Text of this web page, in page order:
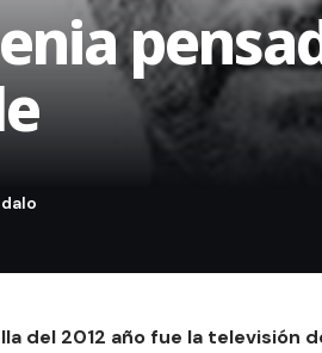
del 2012 año fue la televisión